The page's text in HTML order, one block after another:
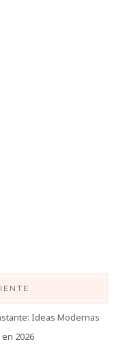
Ideas Modernas
2026